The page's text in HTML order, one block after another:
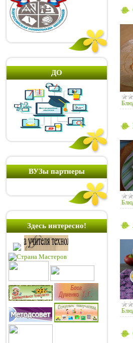
ДО
ВУЗы партнеры
Здесь интересно!